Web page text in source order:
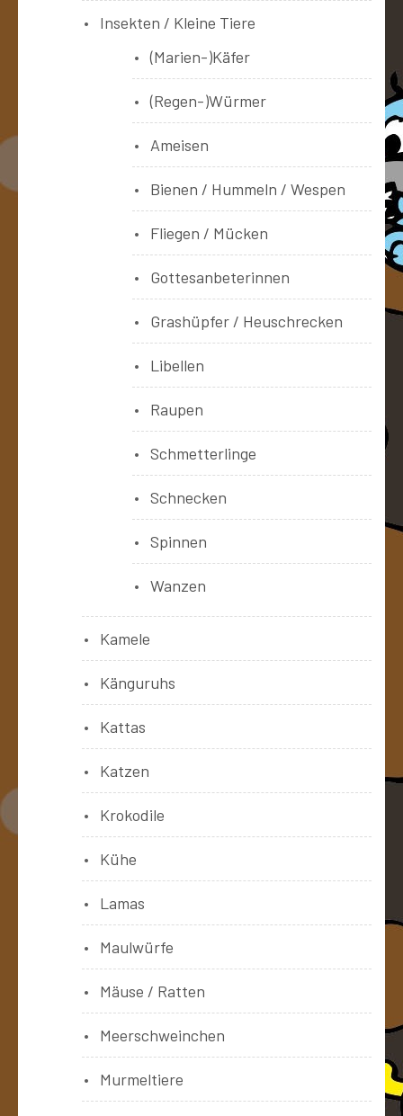
Insekten / Kleine Tiere
(Marien-)Käfer
(Regen-)Würmer
Ameisen
Bienen / Hummeln / Wespen
Fliegen / Mücken
Gottesanbeterinnen
Grashüpfer / Heuschrecken
Libellen
Raupen
Schmetterlinge
Schnecken
Spinnen
Wanzen
Kamele
Känguruhs
Kattas
Katzen
Krokodile
Kühe
Lamas
Maulwürfe
Mäuse / Ratten
Meerschweinchen
Murmeltiere